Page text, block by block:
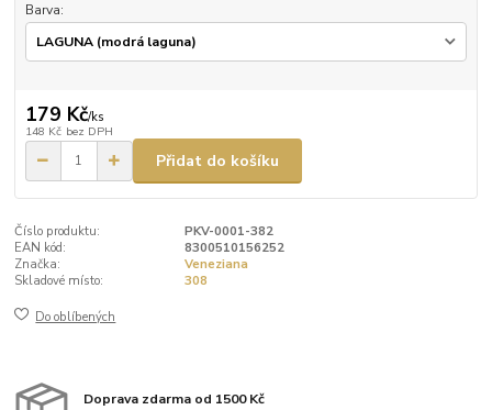
Barva:
179 Kč/ks
148 Kč bez DPH
Přidat do košíku
Číslo produktu:
PKV-0001-382
EAN kód:
8300510156252
Značka:
Veneziana
Skladové místo:
308
Do oblíbených
Doprava zdarma od 1500 Kč